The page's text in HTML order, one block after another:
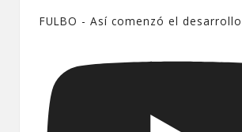
FULBO - Así comenzó el